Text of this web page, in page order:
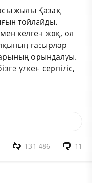
жылы Қазақ
тойлайды.
келген жоқ, ол
ғасырлар
орындалуы.
үлкен серпіліс,
11
131 486